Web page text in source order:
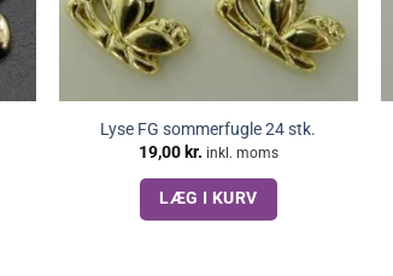
Lyse FG sommerfugle 24 stk.
19,00kr. inkl. moms
LÆG I KURV